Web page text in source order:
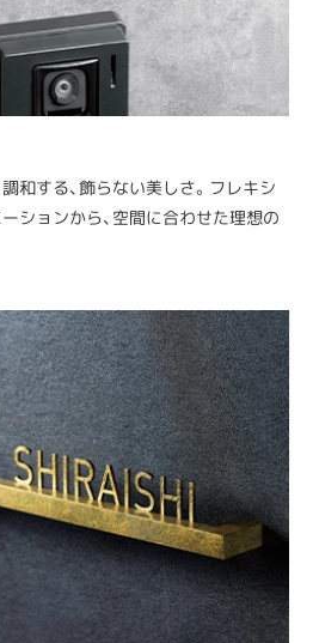
和する、飾らない美しさ。フレキシ
ションから、空間に合わせた理想の